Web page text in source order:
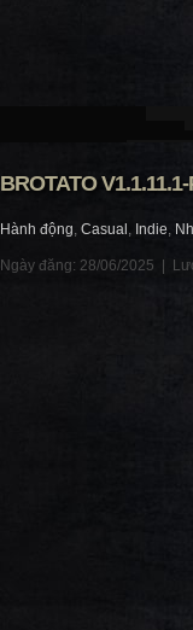
BROTATO
Hành động, Casual , Indie,
Ngày đăng: 28/06/2025 |